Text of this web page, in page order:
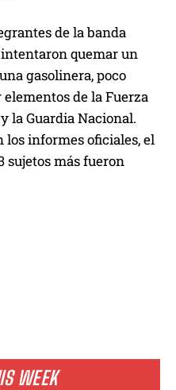
WEEK
de la banda
quemar un
gasolinera, poco
de la Fuerza
la Guardia Nacional.
los informes oficiales, el
sujetos más fueron